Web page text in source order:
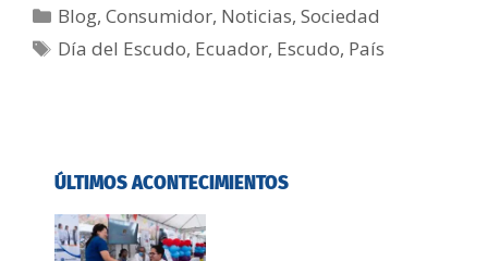
Blog,Consumidor, Noticias,Sociedad
Día del Escudo, Ecuador, Escudo, País
ÚLTIMOS ACONTECIMIENTOS